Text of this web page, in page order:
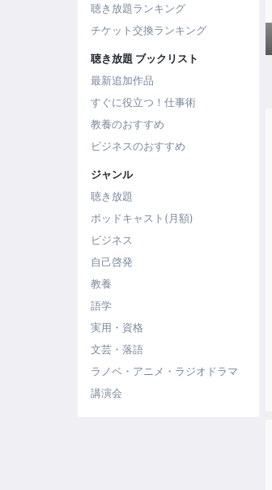
聴き放題ランキング
チケット交換ランキング
聴き放題 ブックリスト
最新追加作品
すぐに役立つ！仕事術
教養のおすすめ
ビジネスのおすすめ
ジャンル
聴き放題
ポッドキャスト(月額)
ビジネス
自己啓発
教養
語学
実用・資格
文芸・落語
ラノベ・アニメ・ラジオドラマ
講演会